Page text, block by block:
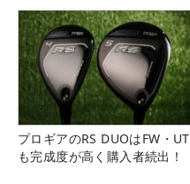
プロギアのRS DUOはFW・UT
も完成度が高く購入者続出！